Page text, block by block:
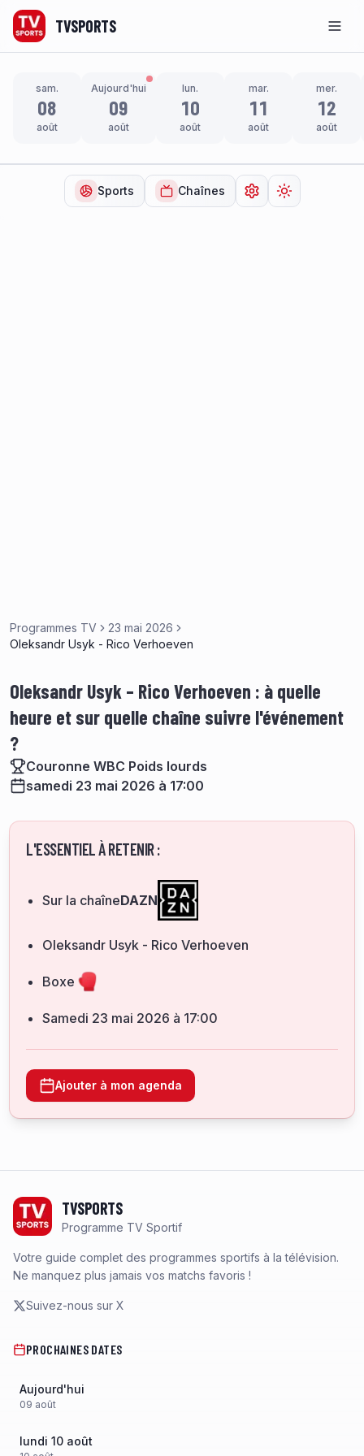
TVSPORTS
sam.
08
août
Aujourd'hui
09
août
lun.
10
août
mar.
11
août
mer.
12
août
Sports Chaînes Ouvrir lesChanger de
Programmes TV
23 mai 2026
Oleksandr Usyk - Rico Verhoeven
Oleksandr Usyk – Rico Verhoeven : à quelle
heure et sur quelle chaîne suivre l'événement
?
Couronne WBC Poids lourds
samedi 23 mai 2026 à 17:00
L'ESSENTIEL À RETENIR :
Sur la chaîneDAZN
Oleksandr Usyk - Rico Verhoeven
Boxe
samedi 23 mai 2026 à 17:00
Ajouter à mon agenda
TVSPORTS
Programme TV Sportif
Votre guide complet des programmes sportifs à la télévision.
Ne manquez plus jamais vos matchs favoris !
Suivez-nous sur X
PROCHAINES DATES
Aujourd'hui
09 août
lundi 10 août